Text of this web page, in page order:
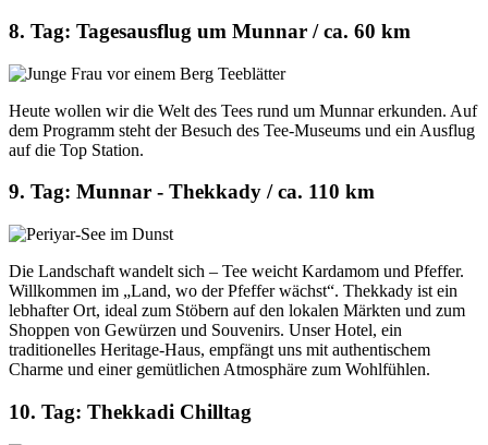
8. Tag: Tagesausflug um Munnar / ca. 60 km
Heute wollen wir die Welt des Tees rund um Munnar erkunden. Auf
dem Programm steht der Besuch des Tee-Museums und ein Ausflug
auf die Top Station.
9. Tag: Munnar - Thekkady / ca. 110 km
Die Landschaft wandelt sich – Tee weicht Kardamom und Pfeffer.
Willkommen im „Land, wo der Pfeffer wächst“. Thekkady ist ein
lebhafter Ort, ideal zum Stöbern auf den lokalen Märkten und zum
Shoppen von Gewürzen und Souvenirs. Unser Hotel, ein
traditionelles Heritage-Haus, empfängt uns mit authentischem
Charme und einer gemütlichen Atmosphäre zum Wohlfühlen.
10. Tag: Thekkadi Chilltag